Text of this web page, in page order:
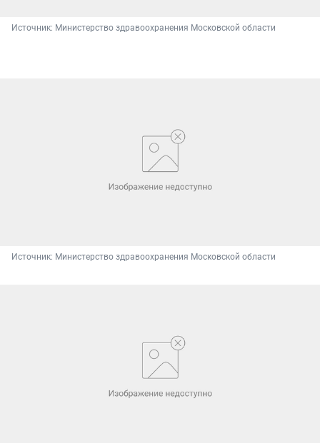
Источник: Министерство здравоохранения Московской области
Источник: Министерство здравоохранения Московской области